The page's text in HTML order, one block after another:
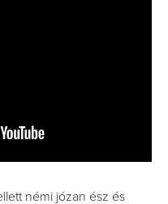
némi józan ész és